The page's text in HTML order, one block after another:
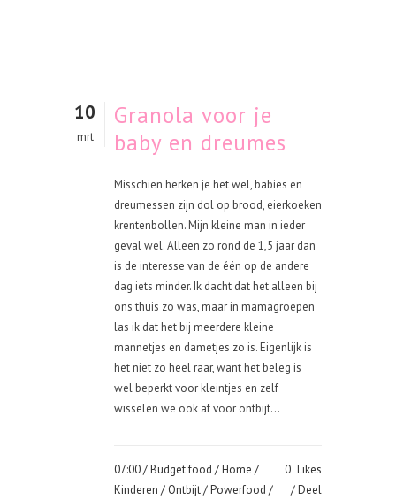
10
mrt
Granola voor je
baby en dreumes
Misschien herken je het wel, babies en
dreumessen zijn dol op brood, eierkoeken
krentenbollen. Mijn kleine man in ieder
geval wel. Alleen zo rond de 1,5 jaar dan
is de interesse van de één op de andere
dag iets minder. Ik dacht dat het alleen bij
ons thuis zo was, maar in mamagroepen
las ik dat het bij meerdere kleine
mannetjes en dametjes zo is. Eigenlijk is
het niet zo heel raar, want het beleg is
wel beperkt voor kleintjes en zelf
wisselen we ook af voor ontbijt...
07:00 /Budget food /Home /
Kinderen / Ontbijt/Powerfood /
0 Likes
Deel